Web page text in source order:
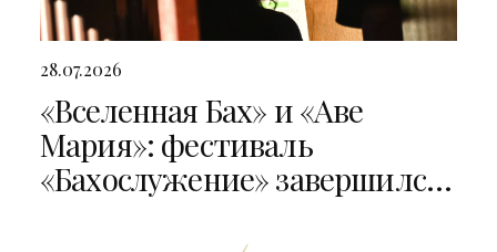
28.07.2026
«Вселенная Бах» и «Аве
Мария»: фестиваль
«Бахослужение» завершился